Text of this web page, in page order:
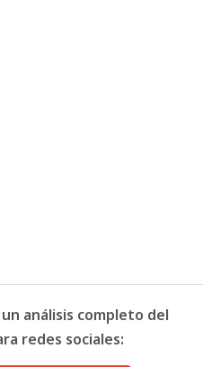
análisis completo del
redes sociales: